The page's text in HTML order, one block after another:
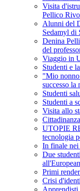
Visita
Pellico
Alunni del
Sedamyl di
Denina
del
Viaggio in
Studenti e
"Mio nonno
successo la
Studenti
Studenti a
Visita allo
UTOPIE
tecnologia
In finale
Due
Primi
Crisi